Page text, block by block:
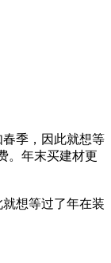
季，因此就想等
。年末买建材更
想等过了年在装